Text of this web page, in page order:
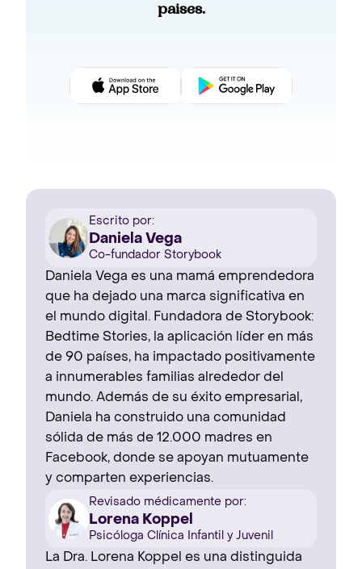
paises.
Escrito por:
Daniela Vega
Co-fundador Storybook
Daniela Vega es una mamá emprendedora
que ha dejado una marca significativa en
el mundo digital. Fundadora de Storybook:
Bedtime Stories, la aplicación líder en más
de 90 países, ha impactado positivamente
a innumerables familias alrededor del
mundo. Además de su éxito empresarial,
Daniela ha construido una comunidad
sólida de más de 12.000 madres en
Facebook, donde se apoyan mutuamente
y comparten experiencias.
Revisado médicamente por:
Lorena Koppel
Psicóloga Clínica Infantil y Juvenil
La Dra. Lorena Koppel es una distinguida